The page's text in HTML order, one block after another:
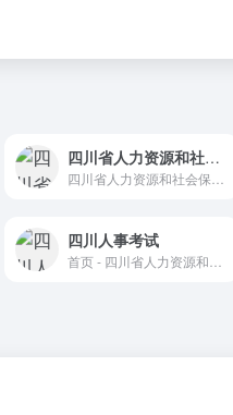
四川省人力资源和社会保障厅
四川人事考试